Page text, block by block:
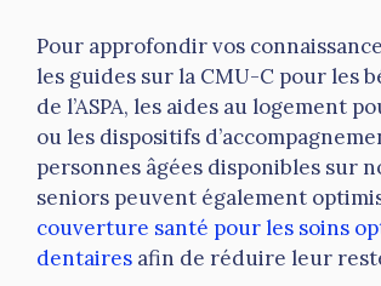
Pour approfondir vos
les guides sur la CMU-C pour les
de l’ASPA, les aides au logement
ou les dispositifs
personnes âgées disponibles sur
seniors peuvent également
couverture santé pour les soins
dentaires afin de réduire leur